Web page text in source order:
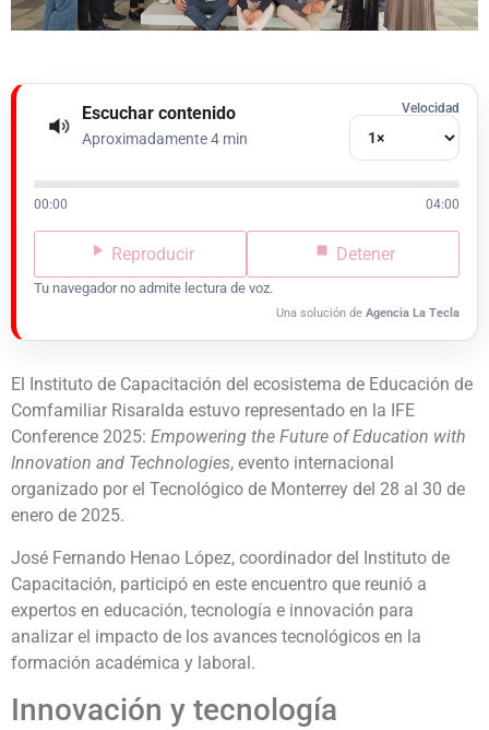
Escuchar contenido
Aproximadamente 4 min
Velocidad
00:00 04:00
Reproducir Detener
Tu navegador no admite lectura de voz.
Una solución de Agencia La Tecla
El Instituto de Capacitación del ecosistema de Educación de
Comfamiliar Risaralda estuvo representado en la IFE
Conference 2025: Empowering the Future of Education with
Innovation and Technologies, evento internacional
organizado por el Tecnológico de Monterrey del 28 al 30 de
enero de 2025.
José Fernando Henao López, coordinador del Instituto de
Capacitación, participó en este encuentro que reunió a
expertos en educación, tecnología e innovación para
analizar el impacto de los avances tecnológicos en la
formación académica y laboral.
Innovación y tecnología